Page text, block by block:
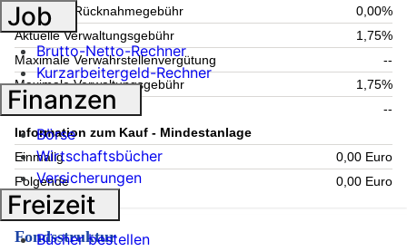
Maximale Rücknahmegebühr
0,00%
Aktuelle Verwaltungsgebühr
1,75%
Maximale Verwahrstellenvergütung
--
Maximale Verwaltungsgebühr
1,75%
Laufende Kosten
--
Information zum Kauf - Mindestanlage
Einmalig
0,00 Euro
Folgende
0,00 Euro
Fondsstruktur
Job
Brutto-Netto-Rechner
Kurzarbeitergeld-Rechner
Finanzen
Börse
Wirtschaftsbücher
Versicherungen
Freizeit
Bücher bestellen